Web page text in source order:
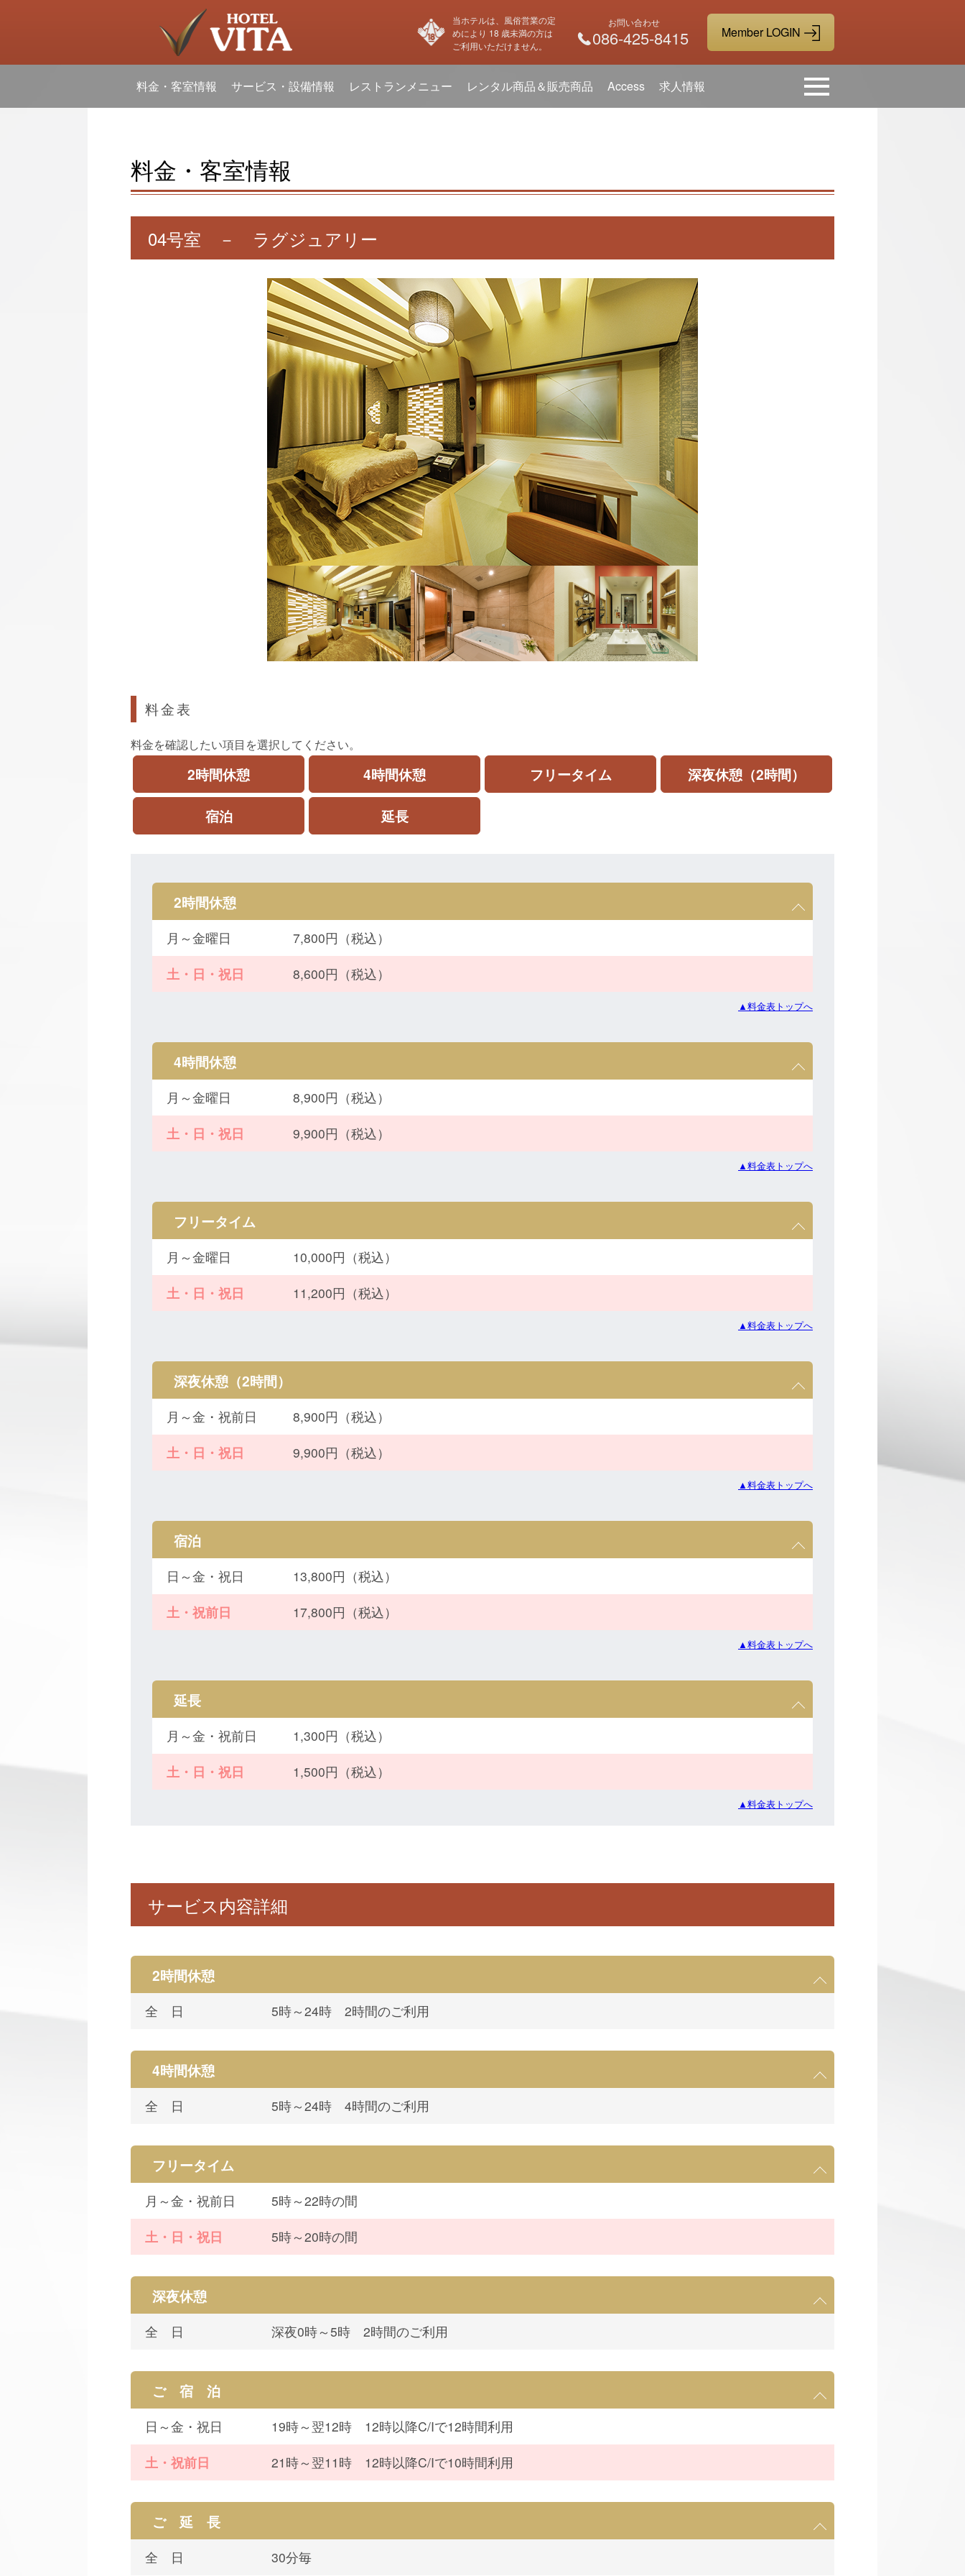
当ホテルは、風俗営業の定
めにより 18 歳未満の方は
ご利用いただけません。
お問い合わせ
086-425-8415
料金・客室情報 サービス・設備情報 レストランメニュー レンタル商品＆販売商品 Access 求人情報
料金・客室情報
04号室 － ラグジュアリー
料金表
料金を確認したい項目を選択してください。
2時間休憩 4時間休憩 フリータイム 深夜休憩（2時間）
宿泊 延長
2時間休憩
月～金曜日
7,800円（税込）
土・日・祝日
8,600円（税込）
▲料金表トップへ
4時間休憩
月～金曜日
8,900円（税込）
土・日・祝日
9,900円（税込）
▲料金表トップへ
フリータイム
月～金曜日
10,000円（税込）
土・日・祝日
11,200円（税込）
▲料金表トップへ
深夜休憩（2時間）
月～金・祝前日
8,900円（税込）
土・日・祝日
9,900円（税込）
▲料金表トップへ
宿泊
日～金・祝日
13,800円（税込）
土・祝前日
17,800円（税込）
▲料金表トップへ
延長
月～金・祝前日
1,300円（税込）
土・日・祝日
1,500円（税込）
▲料金表トップへ
サービス内容詳細
2時間休憩
全 日 5時～24時 2時間のご利用
4時間休憩
全 日 5時～24時 4時間のご利用
フリータイム
月～金・祝前日
5時～22時の間
土・日・祝日
5時～20時の間
深夜休憩
全 日 深夜0時～5時 2時間のご利用
ご 宿 泊
日～金・祝日
19時～翌12時 12時以降C/Iで12時間利用
土・祝前日
21時～翌11時 12時以降C/Iで10時間利用
ご 延 長
全 日 30分毎